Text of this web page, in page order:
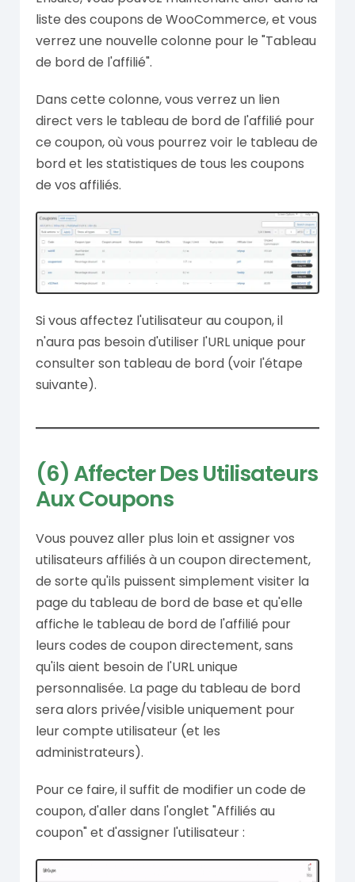
liste des coupons de WooCommerce, et vous
verrez une nouvelle colonne pour le "Tableau
de bord de l'affilié".
Dans cette colonne, vous verrez un lien
direct vers le tableau de bord de l'affilié pour
ce coupon, où vous pourrez voir le tableau de
bord et les statistiques de tous les coupons
de vos affiliés.
Si vous affectez l'utilisateur au coupon, il
n'aura pas besoin d'utiliser l'URL unique pour
consulter son tableau de bord (voir l'étape
suivante).
(6) Affecter Des Utilisateurs
Aux Coupons
Vous pouvez aller plus loin et assigner vos
utilisateurs affiliés à un coupon directement,
de sorte qu'ils puissent simplement visiter la
page du tableau de bord de base et qu'elle
affiche le tableau de bord de l'affilié pour
leurs codes de coupon directement, sans
qu'ils aient besoin de l'URL unique
personnalisée. La page du tableau de bord
sera alors privée/visible uniquement pour
leur compte utilisateur (et les
administrateurs).
Pour ce faire, il suffit de modifier un code de
coupon, d'aller dans l'onglet "Affiliés au
coupon" et d'assigner l'utilisateur :